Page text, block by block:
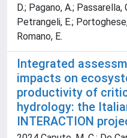
D.; Pagano, A.; Passarella,
Petrangeli, E.;
Romano, E.
Integrated
impacts on
productivity of
hydrology: the
INTERACTION